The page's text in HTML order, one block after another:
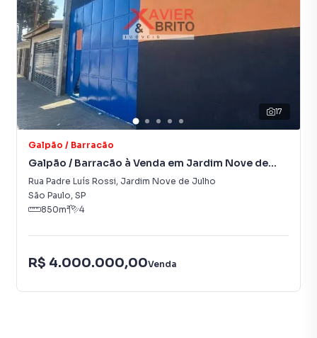
17
Galpão / Barracão
Galpão / Barracão à Venda em Jardim Nove de
Julho
Rua Padre Luís Rossi, Jardim Nove de Julho
São Paulo, SP
850m² 4
R$ 4.000.000,00Venda